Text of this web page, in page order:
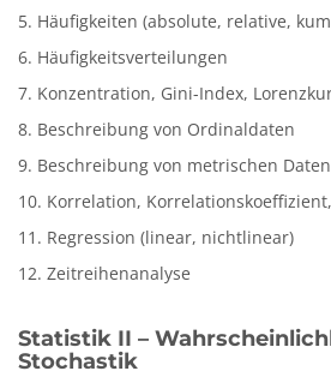
5. Häufigkeiten (absolute, relative,
6. Häufigkeitsverteilungen
7. Konzentration, Gini-Index,
8. Beschreibung von Ordinaldaten
9. Beschreibung von metrischen Daten
10. Korrelation,
11. Regression (linear, nichtlinear)
12. Zeitreihenanalyse
Statistik II –
Stochastik